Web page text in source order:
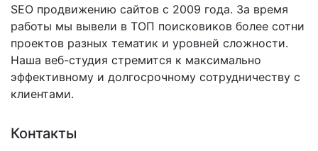
SEO продвижению сайтов с 2009 года. За время
работы мы вывели в ТОП поисковиков более сотни
проектов разных тематик и уровней сложности.
Наша веб-студия стремится к максимально
эффективному и долгосрочному сотрудничеству с
клиентами.
Контакты